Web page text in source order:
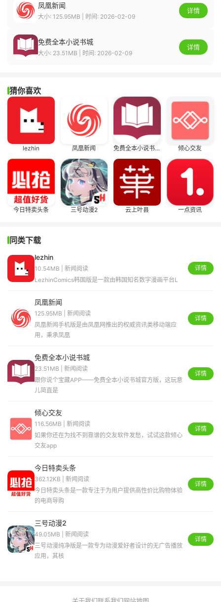
凤凰新闻
大小: 125.95MB | 时间: 2026-02-09
详情
免费全本小说书城
大小: 23.51MB | 时间: 2026-02-09
详情
猜你喜欢
lezhin 凤凰新闻 免费全本小说书城 倾心交友
今日特卖头条 三号动漫2 云上叶县 一点资讯
同类下载
lezhin
10.54MB | 新闻阅读
LezhinComics韩国版是一款由韩国知名数字漫画平台L
详情
凤凰新闻
125.95MB | 新闻阅读
凤凰新闻手机版是由凤凰网推出的权威资讯类移动端应
用，秉承凤凰
详情
免费全本小说书城
23.51MB | 新闻阅读
跟你说个宝藏APP——免费全本小说书城官方版，这玩意
儿简直是
详情
倾心交友
116.56MB | 新闻阅读
如果你还在为找不到靠谱的交友软件发愁，试试这款倾心
交友app
详情
今日特卖头条
362.12KB | 新闻阅读
今日特卖头条是一款专注于为用户提供高性价比购物体验
的电商导购
详情
三号动漫2
49.05MB | 新闻阅读
三号动漫纯净版是一款专为动漫爱好者设计的无广告播放
应用，其核
详情